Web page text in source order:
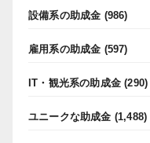
設備系の助成金 (986)
雇用系の助成金 (597)
IT・観光系の助成金 (290)
ユニークな助成金 (1,488)